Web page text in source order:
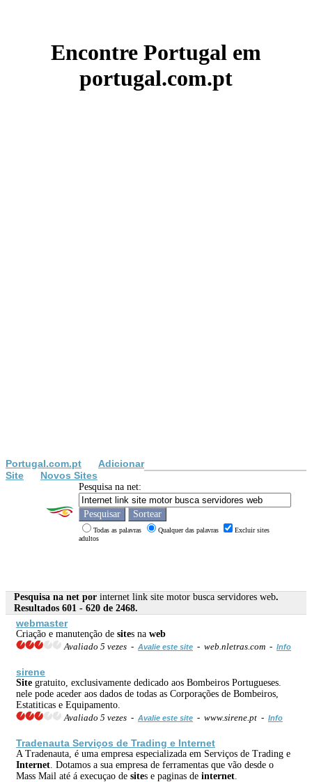
Encontre Portugal em
portugal.com.pt
Portugal.com.pt
Adicionar
Site
Novos Sites
Pesquisa na net:
Todas as palavras Qualquer das palavras
Excluir sites
adultos
Pesquisa na net por internet link site motor busca servidores web.
Resultados 601 - 620 de 2468.
webmaster
Criação e manutenção de sites na web
Avaliado 5 vezes - Avalie este site - web.nletras.com - Info
sirene
Site gratuito, exclusivamente dedicado aos Bombeiros Portugueses.
nele pode aceder aos dados de todas as Corporações de Bombeiros,
Estatiticas e Equipamento.
Avaliado 5 vezes - Avalie este site - www.sirene.pt - Info
Tradenauta Serviços de Trading e Internet
A Tradenauta, é uma empresa especializada em Serviços de Trading e
Internet . Dotamos a sua empresa de ferramentas que vão desde o
Mass Mail até á execuçao de sites e paginas de internet